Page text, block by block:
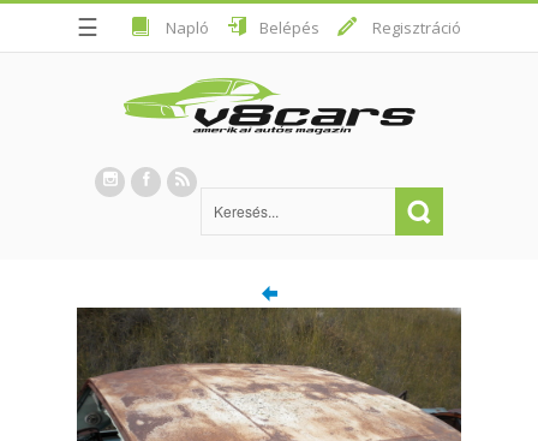
☰ Napló Belépés Regisztráció